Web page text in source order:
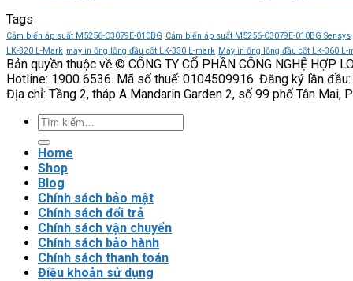
Tags
Cảm biến áp suất M5256-C3079E-010BG Cảm biến áp suất M5256-C3079E-010BG Sensys
LK-320 L-Mark máy in ống lồng đầu cốt LK-330 L-mark Máy in ống lồng đầu cốt LK-360 L-
Bản quyền thuộc về © CÔNG TY CỔ PHẦN CÔNG NGHỆ HỢP
Hotline: 1900 6536. Mã số thuế: 0104509916. Đăng ký lần
Địa chỉ: Tầng 2, tháp A Mandarin Garden 2, số 99 phố Tân Mai,
Tìm
kiếm:
Home
Shop
Blog
Chính sách bảo mật
Chính sách đổi trả
Chính sách vận chuyển
Chính sách bảo hành
Chính sách thanh toán
Điều khoản sử dụng